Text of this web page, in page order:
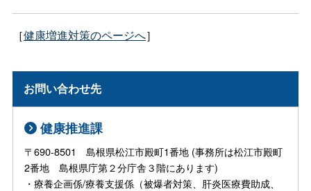
［健康増進対策のページへ］
お問い合わせ先
健康推進課
〒690-8501 島根県松江市殿町1番地 (事務所は松江市殿町
2番地 島根県庁第２分庁舎３階にあります)
・療養企画係/療養支援係（被爆者対策、肝炎医療費助成、